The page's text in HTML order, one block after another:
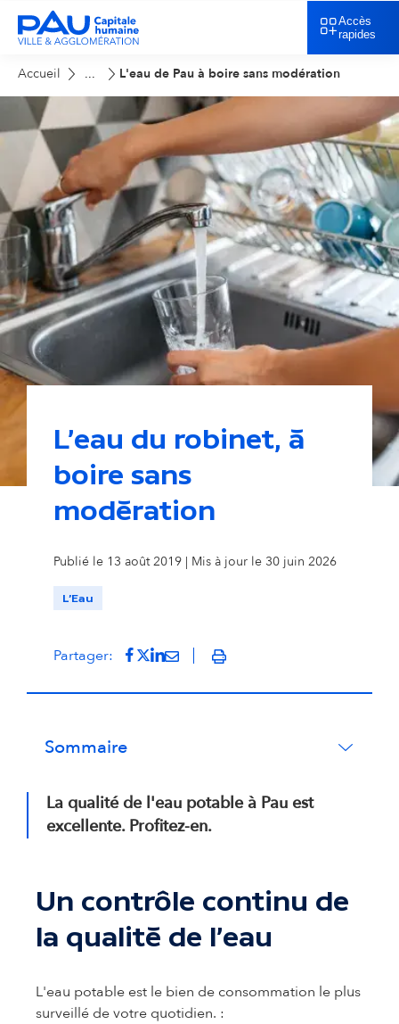
Accès
rapides
Accueil ... L'eau de Pau à boire sans modération
L'eau du robinet, à consommer sans modération
L'eau du robinet, à
boire sans
modération
Publié le 13 août 2019 | Mis à jour le 30 juin 2026
L'Eau
Partager: Partager sur Facebook
(s'ouvre dans un nouvel onglet)
Partager sur Twitter
(s'ouvre dans un nouvel onglet)
Partager sur LinkedIn
(s'ouvre dans un nouvel onglet)
Partager par mail
(s'ouvre dans un nouvel
Imprimer
Sommaire
La qualité de l'eau potable à Pau est
excellente. Profitez-en.
Un contrôle continu de
la qualité de l'eau
L'eau potable est le bien de consommation le plus
surveillé de votre quotidien. :